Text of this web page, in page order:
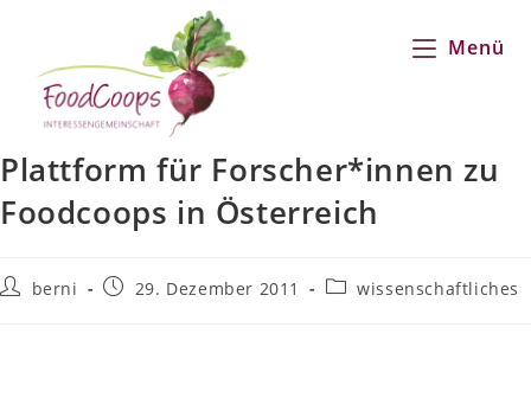
springen
Menü
Plattform für Forscher*innen zu
Foodcoops in Österreich
Beitrags-
berni
Beitrag29. Dezember 2011
Beitrags-
wissenschaftliches